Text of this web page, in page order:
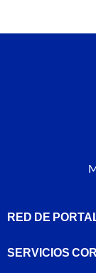
RED DE
SERVICIOS